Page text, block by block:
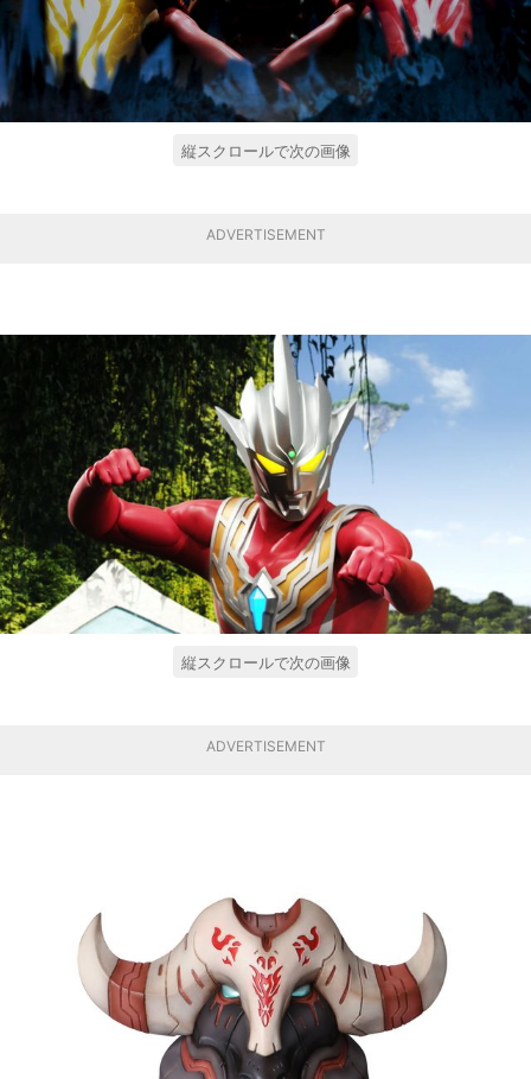
縦スクロールで次の画像
ADVERTISEMENT
縦スクロールで次の画像
ADVERTISEMENT